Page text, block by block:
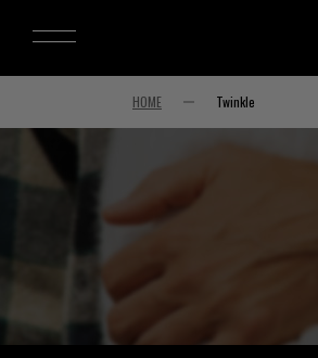
HOME Twinkle